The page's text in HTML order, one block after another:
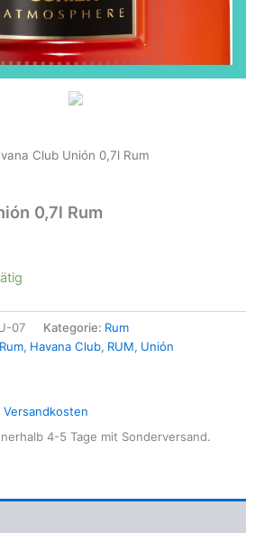
Club Unión 0,7l Rum
0,7l Rum
07 Kategorie: Rum
, Havana Club, RUM, Unión
Versandkosten
4-5 Tage mit Sonderversand.